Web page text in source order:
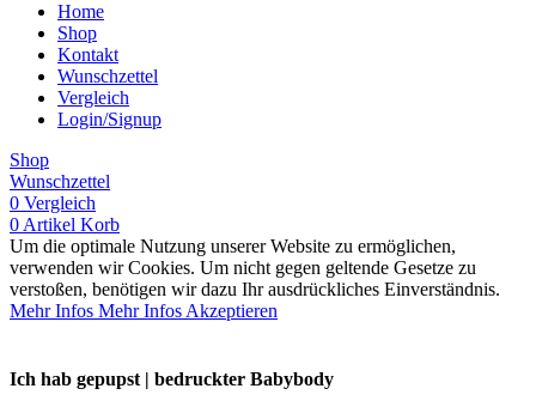
Home
Shop
Kontakt
Wunschzettel
Vergleich
Login/Signup
Shop
Wunschzettel
0 Vergleich
0 Artikel Korb
Um die optimale Nutzung unserer Website zu ermöglichen,
verwenden wir Cookies. Um nicht gegen geltende Gesetze zu
verstoßen, benötigen wir dazu Ihr ausdrückliches Einverständnis.
Mehr Infos Mehr Infos Akzeptieren
Ich hab gepupst | bedruckter Babybody